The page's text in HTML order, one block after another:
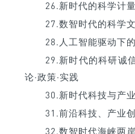
26.新时代的科学计
27.数智时代的科学
28.人工智能驱动下
29.新时代的科研诚
论·政策·实践
30.新时代科技与产
31.前沿科技、产业
32.数智时代海峡两